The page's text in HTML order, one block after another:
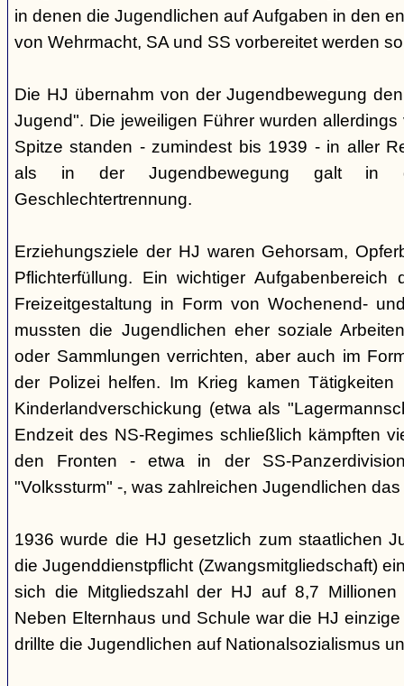
in denen die Jugendlichen auf Aufgaben in den
von Wehrmacht, SA und SS vorbereitet werden
Die HJ übernahm von der Jugendbewegung
Jugend". Die jeweiligen Führer wurden
Spitze standen - zumindest bis 1939 - in aller
als in der Jugendbewegung galt in
Geschlechtertrennung.
Erziehungsziele der HJ waren Gehorsam,
Pflichterfüllung. Ein wichtiger
Freizeitgestaltung in Form von Wochenend-
mussten die Jugendlichen eher soziale
oder Sammlungen verrichten, aber auch im
der Polizei helfen. Im Krieg kamen
Kinderlandverschickung (etwa als
Endzeit des NS-Regimes schließlich kämpften
den Fronten - etwa in der SS-
"Volkssturm" -, was zahlreichen Jugendlichen
1936 wurde die HJ gesetzlich zum staatlichen
die Jugenddienstpflicht (Zwangsmitgliedschaft)
sich die Mitgliedszahl der HJ auf 8,7 Millionen
Neben Elternhaus und Schule war die HJ
drillte die Jugendlichen auf Nationalsozialismus